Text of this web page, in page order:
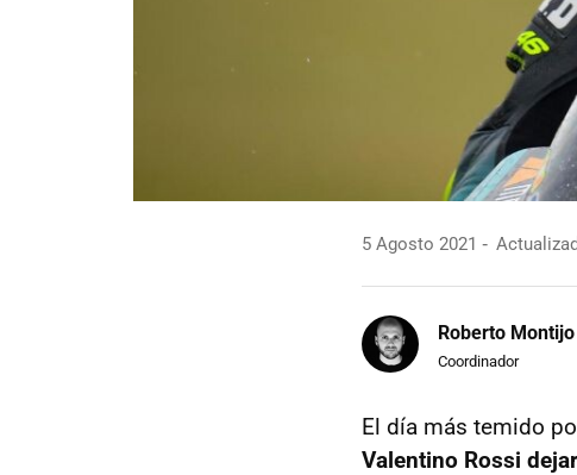
5 Agosto 2021
Roberto Montijo
Coordinador
El día más temido
Valentino Rossi